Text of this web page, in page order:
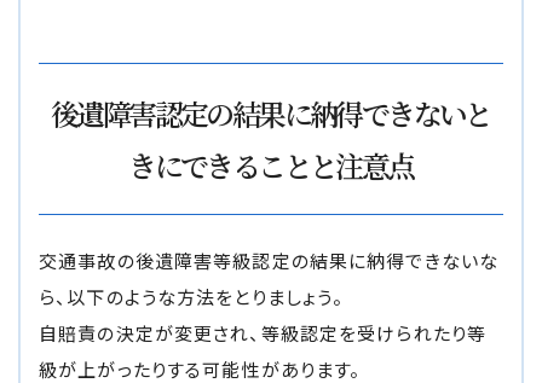
後遺障害認定の結果に納得できないと
きにできることと注意点
交通事故の後遺障害等級認定の結果に納得できないな
ら、以下のような方法をとりましょう。
自賠責の決定が変更され、等級認定を受けられたり等
級が上がったりする可能性があります。